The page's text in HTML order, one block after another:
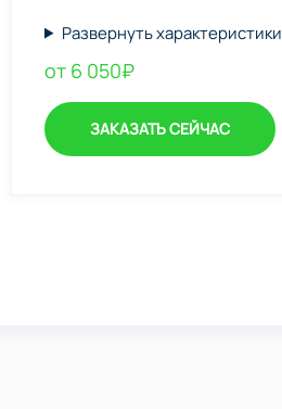
Развернуть характеристики
от 6 050₽
ЗАКАЗАТЬ СЕЙЧАС